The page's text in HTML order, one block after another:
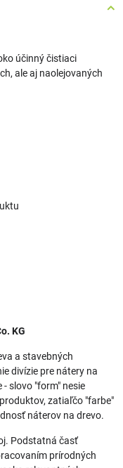
účinný čistiaci
ale aj naolejovaných
KG
a stavebných
divízie pre nátery na
slovo "form" nesie
zatiaľčo "farbe"
náterov na drevo.
Podstatná časť
prírodných